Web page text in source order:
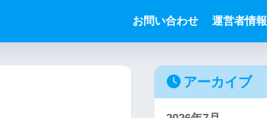
お問い合わせ 運営者情報
アーカイブ